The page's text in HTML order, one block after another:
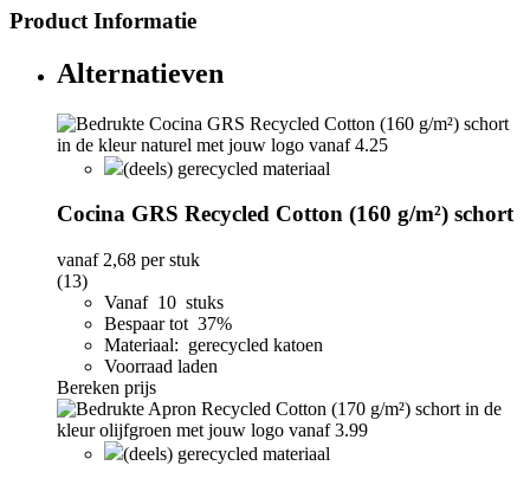
Product Informatie
Alternatieven
(deels) gerecycled materiaal
Cocina GRS Recycled Cotton (160 g/m²) schort
vanaf 2,68 per stuk
(13)
Vanaf 10 stuks
Bespaar tot 37%
Materiaal: gerecycled katoen
Voorraad laden
Bereken prijs
(deels) gerecycled materiaal